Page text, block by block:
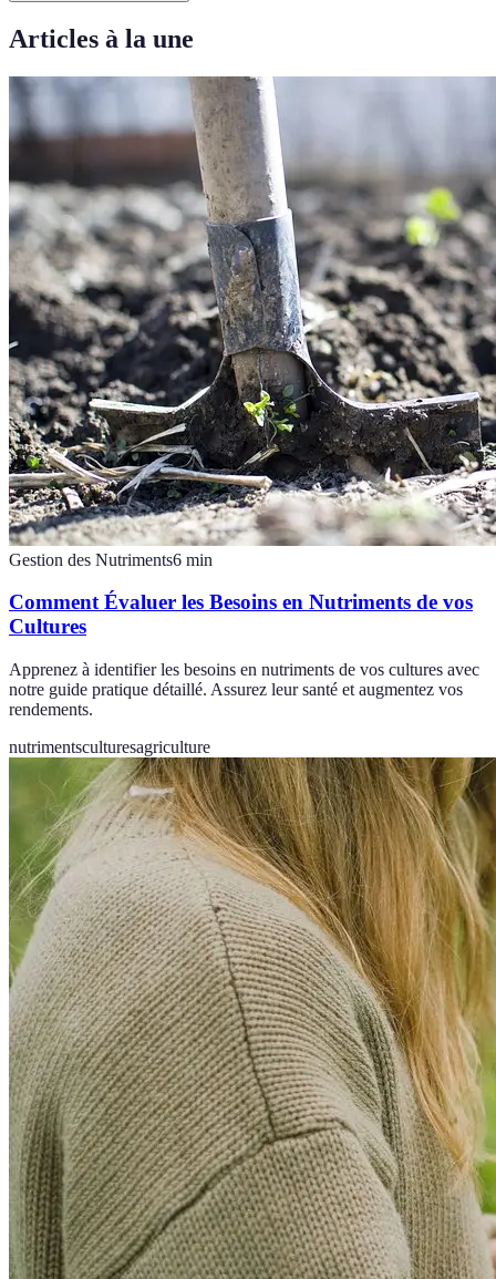
Articles à la une
Gestion des Nutriments6 min
Comment Évaluer les Besoins en Nutriments de vos
Cultures
Apprenez à identifier les besoins en nutriments de vos cultures avec
notre guide pratique détaillé. Assurez leur santé et augmentez vos
rendements.
nutrimentsculturesagriculture